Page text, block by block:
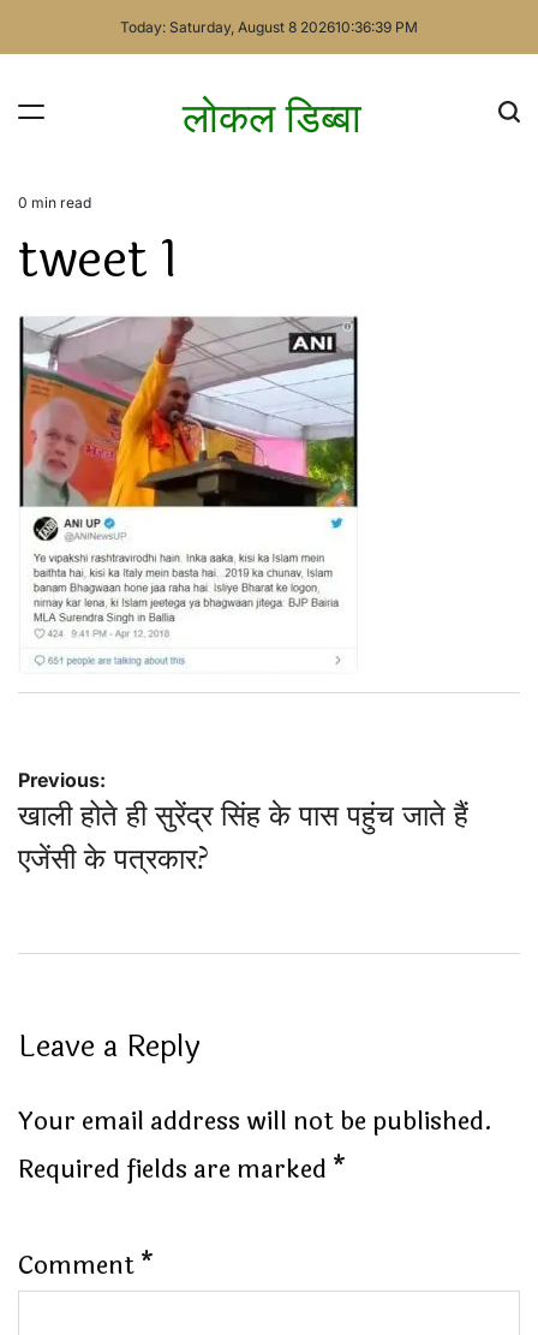
Today: Saturday, August 8 202610:36:39 PM
लोकल डिब्बा
Estimated
time
0 min read
tweet 1
Post
navigation
Previous:
खाली होते ही सुरेंद्र सिंह के पास पहुंच जाते हैं
एजेंसी के पत्रकार?
Leave a Reply
Your email address will not be published.
Required fields are marked *
Comment*